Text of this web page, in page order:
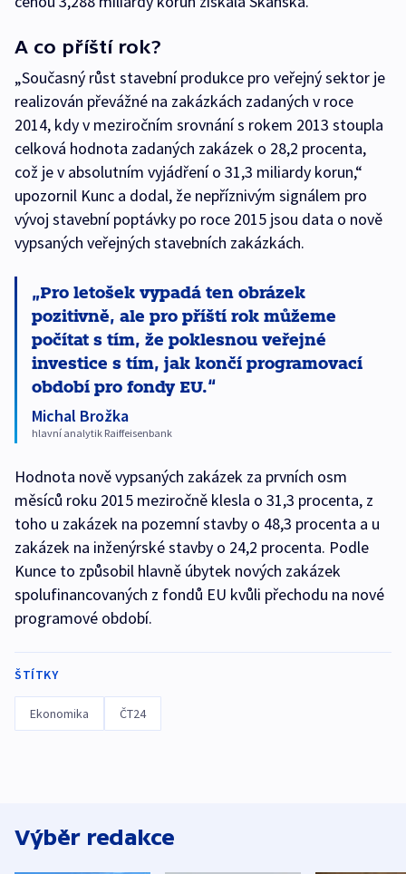
A co příští rok?
„Současný růst stavební produkce pro veřejný sektor je
realizován převážné na zakázkách zadaných v roce
2014, kdy v meziročním srovnání s rokem 2013 stoupla
celková hodnota zadaných zakázek o 28,2 procenta,
což je v absolutním vyjádření o 31,3 miliardy korun,“
upozornil Kunc a dodal, že nepříznivým signálem pro
vývoj stavební poptávky po roce 2015 jsou data o nově
vypsaných veřejných stavebních zakázkách.
Pro letošek vypadá ten obrázek
pozitivně, ale pro příští rok můžeme
počítat s tím, že poklesnou veřejné
investice s tím, jak končí programovací
období pro fondy EU.
Michal Brožka
hlavní analytik Raiffeisenbank
Hodnota nově vypsaných zakázek za prvních osm
měsíců roku 2015 meziročně klesla o 31,3 procenta, z
toho u zakázek na pozemní stavby o 48,3 procenta a u
zakázek na inženýrské stavby o 24,2 procenta. Podle
Kunce to způsobil hlavně úbytek nových zakázek
spolufinancovaných z fondů EU kvůli přechodu na nové
programové období.
ŠTÍTKY
Ekonomika ČT24
Výběr redakce